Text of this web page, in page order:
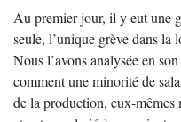
Au premier jour, il y eut une
seule, l’unique grève dans la
Nous l’avons analysée en
comment une minorité de
de la production, eux-